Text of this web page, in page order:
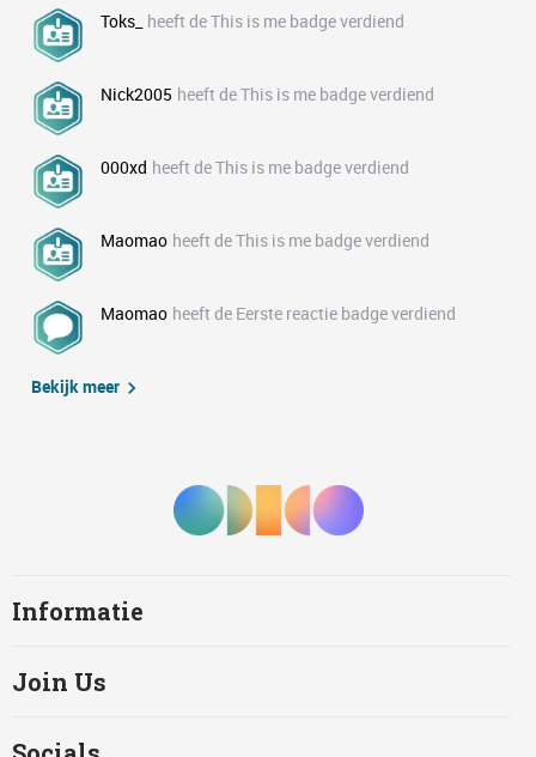
Toks_ heeft de This is me badge verdiend
Nick2005 heeft de This is me badge verdiend
000xd heeft de This is me badge verdiend
Maomao heeft de This is me badge verdiend
Maomao heeft de Eerste reactie badge verdiend
Bekijk meer
Informatie
Join Us